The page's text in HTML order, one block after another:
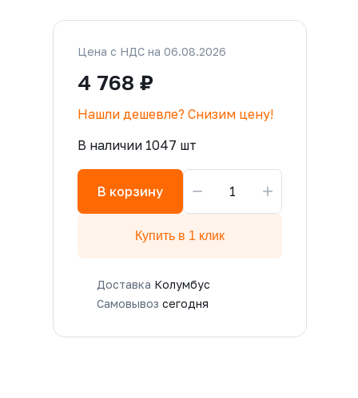
Цена с НДС на 06.08.2026
4 768 ₽
Нашли дешевле? Снизим цену!
В наличии 1047 шт
В корзину − +
Купить в 1 клик
Доставка Колумбус
Самовывоз сегодня